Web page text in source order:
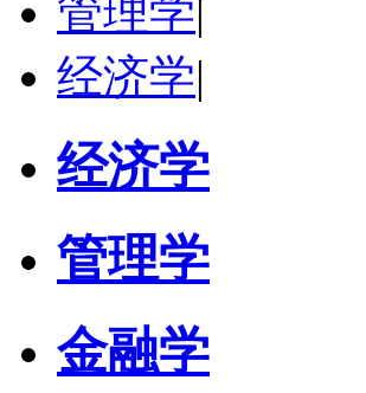
管理学|
经济学|
经济学
管理学
金融学